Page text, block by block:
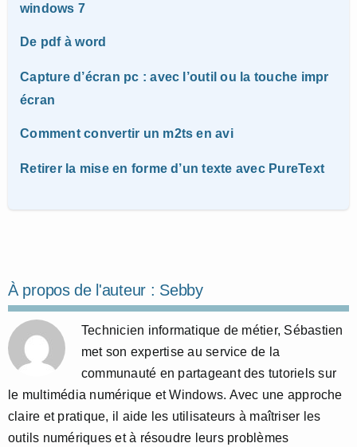
windows 7
De pdf à word
Capture d’écran pc : avec l’outil ou la touche impr
écran
Comment convertir un m2ts en avi
Retirer la mise en forme d’un texte avec PureText
À propos de l'auteur : Sebby
Technicien informatique de métier, Sébastien
met son expertise au service de la
communauté en partageant des tutoriels sur
le multimédia numérique et Windows. Avec une approche
claire et pratique, il aide les utilisateurs à maîtriser les
outils numériques et à résoudre leurs problèmes